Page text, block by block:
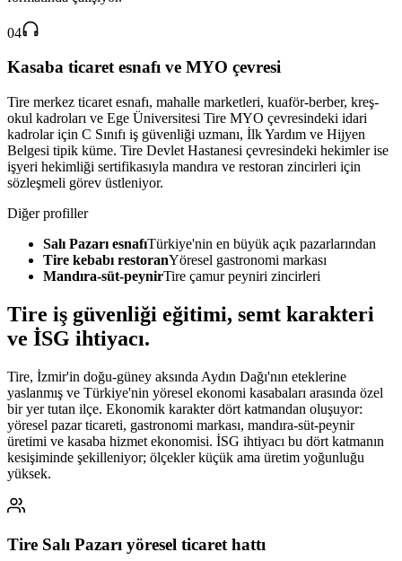
04
Kasaba ticaret esnafı ve MYO çevresi
Tire merkez ticaret esnafı, mahalle marketleri, kuaför-berber, kreş-
okul kadroları ve Ege Üniversitesi Tire MYO çevresindeki idari
kadrolar için C Sınıfı iş güvenliği uzmanı, İlk Yardım ve Hijyen
Belgesi tipik küme. Tire Devlet Hastanesi çevresindeki hekimler ise
işyeri hekimliği sertifikasıyla mandıra ve restoran zincirleri için
sözleşmeli görev üstleniyor.
Diğer profiller
Salı Pazarı esnafıTürkiye'nin en büyük açık pazarlarından
Tire kebabı restoranYöresel gastronomi markası
Mandıra-süt-peynirTire çamur peyniri zincirleri
Tire iş güvenliği eğitimi, semt karakteri
ve İSG ihtiyacı.
Tire, İzmir'in doğu-güney aksında Aydın Dağı'nın eteklerine
yaslanmış ve Türkiye'nin yöresel ekonomi kasabaları arasında özel
bir yer tutan ilçe. Ekonomik karakter dört katmandan oluşuyor:
yöresel pazar ticareti, gastronomi markası, mandıra-süt-peynir
üretimi ve kasaba hizmet ekonomisi. İSG ihtiyacı bu dört katmanın
kesişiminde şekilleniyor; ölçekler küçük ama üretim yoğunluğu
yüksek.
Tire Salı Pazarı yöresel ticaret hattı